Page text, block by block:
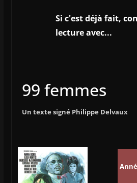
Si c'est déjà fait,
lecture avec...
99 femmes
Un texte signé Philippe Delvaux